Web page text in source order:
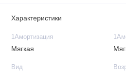
Характеристики
1Амортизация
Мягкая
Вид